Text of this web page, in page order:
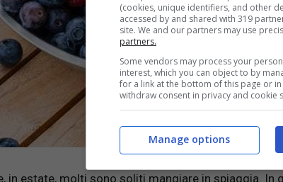
in estate, molti sono soliti mangiare in spiaggia. In
(cookies, unique identifiers, and other
accessed by and shared with 319
site. We and our partners may use
partners.
Some vendors may process your
interest, which you can object to by
for a link at the bottom of this page or
withdraw consent in privacy and cookie
Manage options